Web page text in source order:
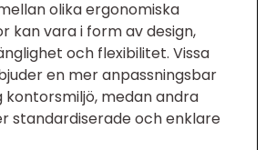
olika ergonomiska
kan vara i form av design,
och flexibilitet. Vissa
en mer anpassningsbar
kontorsmiljö, medan andra
standardiserade och enklare